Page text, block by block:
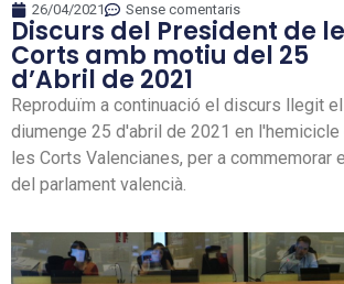
26/04/2021 Sense comentaris
Discurs del President de
Corts amb motiu del 25
d’Abril de 2021
Reproduïm a continuació el discurs llegit el
diumenge 25 d'abril de 2021 en l'hemicicle
les Corts Valencianes, per a commemorar
del parlament valencià.